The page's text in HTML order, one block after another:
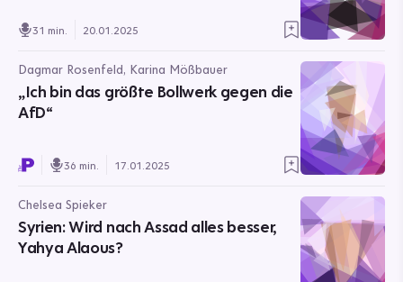
31 min. 20.01.2025
Dagmar Rosenfeld, Karina Mößbauer
„Ich bin das größte Bollwerk gegen die
AfD“
36 min. 17.01.2025
Chelsea Spieker
Syrien: Wird nach Assad alles besser,
Yahya Alaous?